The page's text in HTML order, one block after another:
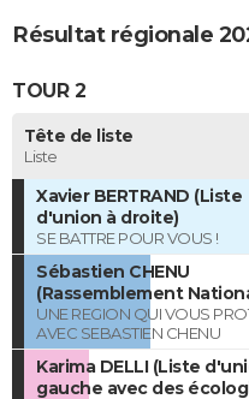
Résultat régionale
TOUR 2
Tête de liste
Liste
Xavier BERTRAND (Liste
d'union à droite)
SE BATTRE POUR VOUS !
Sébastien CHENU
(Rassemblement
UNE REGION QUI VOUS
AVEC SEBASTIEN CHENU
Karima DELLI (Liste
gauche avec des